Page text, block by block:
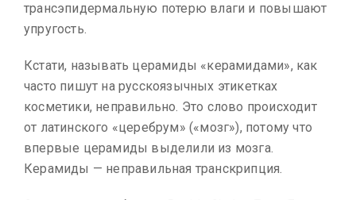
трансэпидермальную потерю влаги и повышают
упругость.
Кстати, называть церамиды «керамидами», как
часто пишут на русскоязычных этикетках
косметики, неправильно. Это слово происходит
от латинского «церебрум» («мозг»), потому что
впервые церамиды выделили из мозга.
Керамиды — неправильная транскрипция.